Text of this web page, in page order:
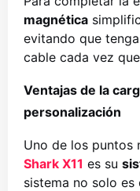
magnética
evitando que
cable cada vez
Ventajas de la
personalización
Uno de los puntos
Shark X11 es su
sistema no solo